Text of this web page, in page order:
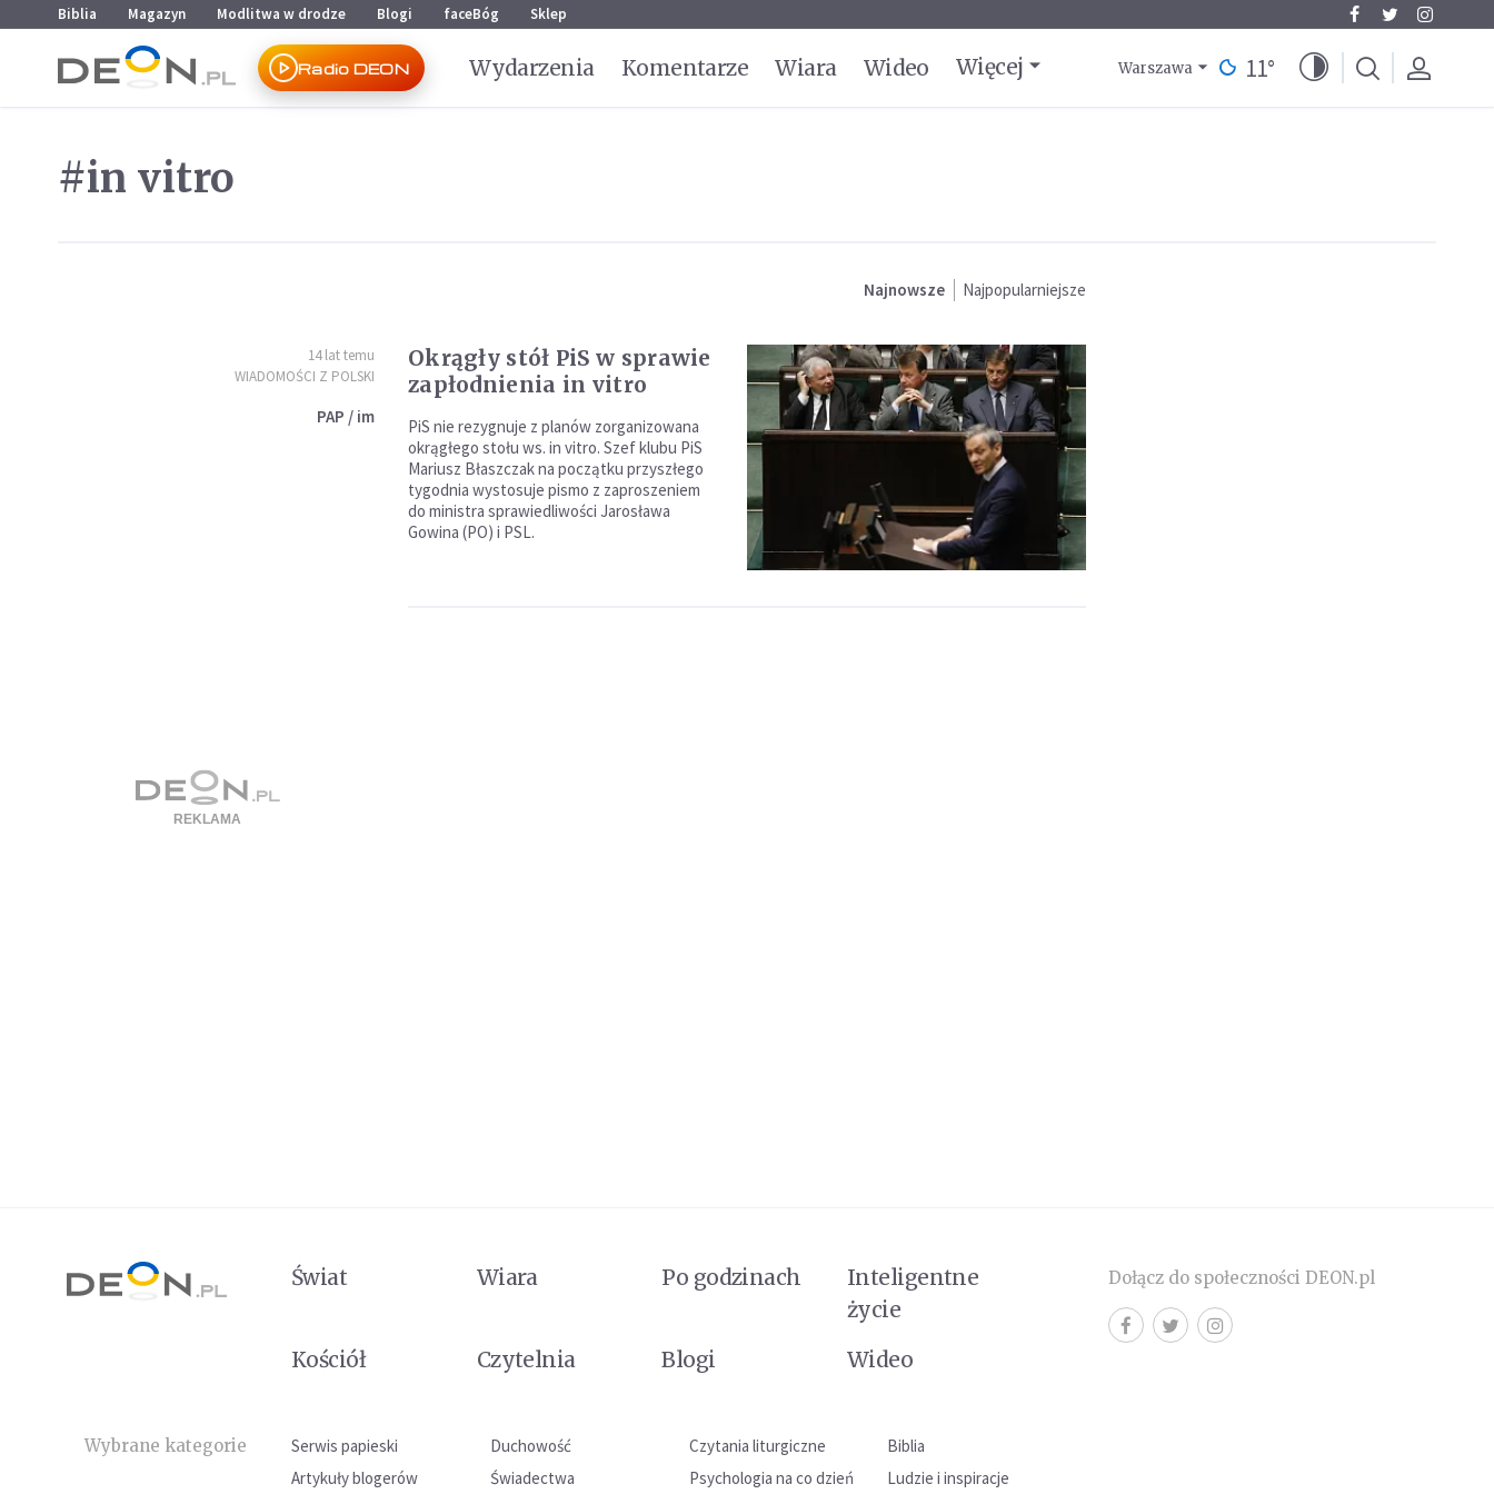
Przejdź do menu głównego
Przejdź do treści
Biblia Magazyn Modlitwa w drodze Blogi faceBóg Sklep
Radio DEON Wydarzenia Komentarze Wiara Wideo Więcej Warszawa 11°
#in vitro
Najnowsze Najpopularniejsze
14 lat temu
WIADOMOŚCI Z POLSKI
PAP / im
Okrągły stół PiS w sprawie
zapłodnienia in vitro
PiS nie rezygnuje z planów zorganizowana
okrągłego stołu ws. in vitro. Szef klubu PiS
Mariusz Błaszczak na początku przyszłego
tygodnia wystosuje pismo z zaproszeniem
do ministra sprawiedliwości Jarosława
Gowina (PO) i PSL.
Świat Wiara Po godzinach
Inteligentne
życie
Kościół
Czytelnia Blogi Wideo
Wybrane kategorie Serwis papieski Duchowość Czytania liturgiczne
Biblia
Artykuły blogerów
Świadectwa Psychologia na co dzień Ludzie i inspiracje
Dołącz do społeczności DEON.pl